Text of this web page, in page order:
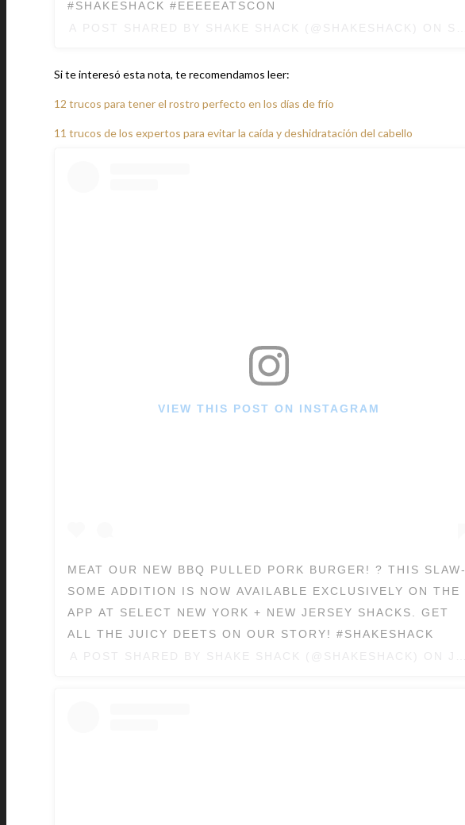
#SHAKESHACK #EEEEEATSCON
Si te interesó esta nota, te recomendamos leer:
12 trucos para tener el rostro perfecto en los días de frío
11 trucos de los expertos para evitar la caída y deshidratación del cabello
VIEW THIS POST ON INSTAGRAM
MEAT OUR NEW BBQ PULLED PORK BURGER! ? THIS SLAW-
SOME ADDITION IS NOW AVAILABLE EXCLUSIVELY ON THE
APP AT SELECT NEW YORK + NEW JERSEY SHACKS. GET
ALL THE JUICY DEETS ON OUR STORY! #SHAKESHACK